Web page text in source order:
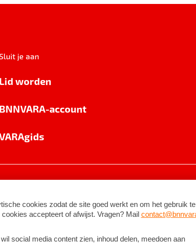
je aan
Lid worden
BNNVARA-account
©2026BNNVARA